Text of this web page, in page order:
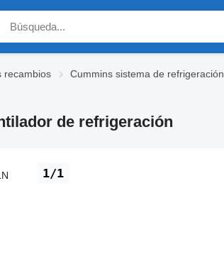
recambios Cummins sistema de refrigeración
de refrigeración
1/1